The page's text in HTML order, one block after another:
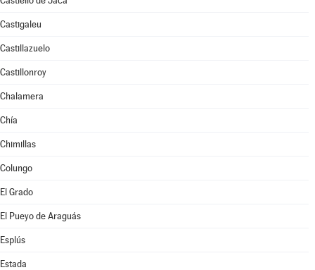
Castigaleu
Castillazuelo
Castillonroy
Chalamera
Chía
Chimillas
Colungo
El Grado
El Pueyo de Araguás
Esplús
Estada